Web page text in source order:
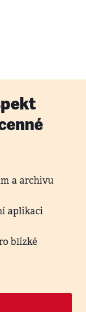
a archivu
aplikaci
blízké